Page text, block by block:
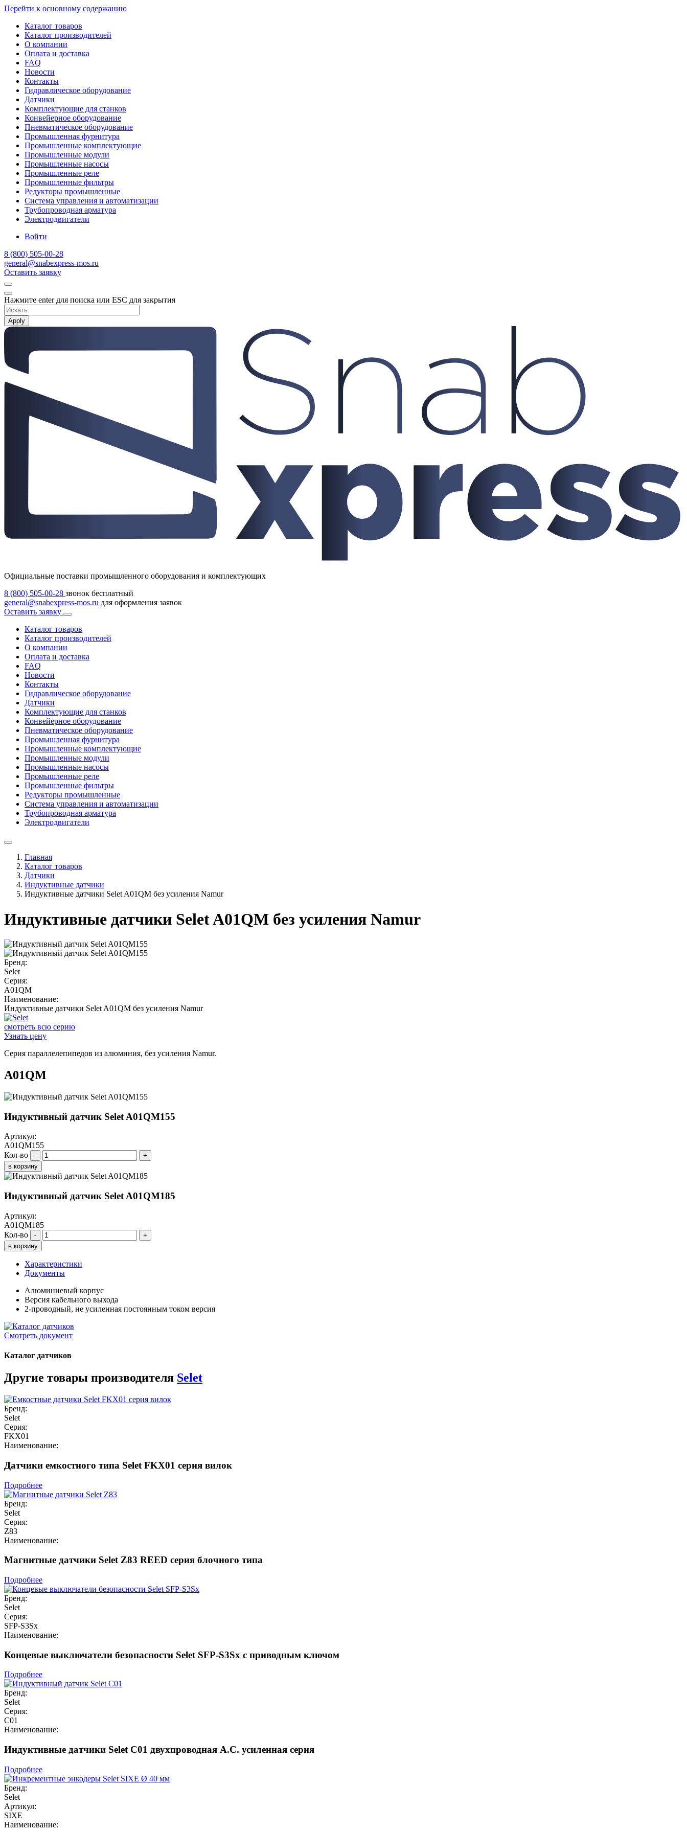
Перейти к основному содержанию
Каталог товаров
Каталог производителей
О компании
Оплата и доставка
FAQ
Новости
Контакты
Гидравлическое оборудование
Датчики
Комплектующие для станков
Конвейерное оборудование
Пневматическое оборудование
Промышленная фурнитура
Промышленные комплектующие
Промышленные модули
Промышленные насосы
Промышленные реле
Промышленные фильтры
Редукторы промышленные
Система управления и автоматизации
Трубопроводная арматура
Электродвигатели
Войти
8 (800) 505-00-28
general@snabexpress-mos.ru
Оставить заявку
Нажмите enter для поиска или ESC для закрытия
Apply
Официальные поставки промышленного оборудования и комплектующих
8 (800) 505-00-28 звонок бесплатный
general@snabexpress-mos.ru для оформления заявок
Оставить заявку
Каталог товаров
Каталог производителей
О компании
Оплата и доставка
FAQ
Новости
Контакты
Гидравлическое оборудование
Датчики
Комплектующие для станков
Конвейерное оборудование
Пневматическое оборудование
Промышленная фурнитура
Промышленные комплектующие
Промышленные модули
Промышленные насосы
Промышленные реле
Промышленные фильтры
Редукторы промышленные
Система управления и автоматизации
Трубопроводная арматура
Электродвигатели
Главная
Каталог товаров
Датчики
Индуктивные датчики
Индуктивные датчики Selet A01QM без усиления Namur
Индуктивные датчики Selet A01QM без усиления Namur
Бренд:
Selet
Серия:
A01QM
Наименование:
Индуктивные датчики Selet A01QM без усиления Namur
смотреть всю серию
Узнать цену
Серия параллелепипедов из алюминия, без усиления Namur.
A01QM
Индуктивный датчик Selet A01QM155
Артикул:
A01QM155
Кол-во
-
+
в корзину
Индуктивный датчик Selet A01QM185
Артикул:
A01QM185
Кол-во
-
+
в корзину
Характеристики
Документы
Алюминиевый корпус
Версия кабельного выхода
2-проводный, не усиленная постоянным током версия
Смотреть документ
Каталог датчиков
Другие товары производителя Selet
Бренд:
Selet
Серия:
FKX01
Наименование:
Датчики емкостного типа Selet FKX01 серия вилок
Подробнее
Бренд:
Selet
Серия:
Z83
Наименование:
Магнитные датчики Selet Z83 REED серия блочного типа
Подробнее
Бренд:
Selet
Серия:
SFP-S3Sx
Наименование:
Концевые выключатели безопасности Selet SFP-S3Sx с приводным ключом
Подробнее
Бренд:
Selet
Серия:
C01
Наименование:
Индуктивные датчики Selet C01 двухпроводная A.C. усиленная серия
Подробнее
Бренд:
Selet
Артикул:
SIXE
Наименование: